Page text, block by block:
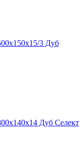
3 Дуб
Дуб Селект